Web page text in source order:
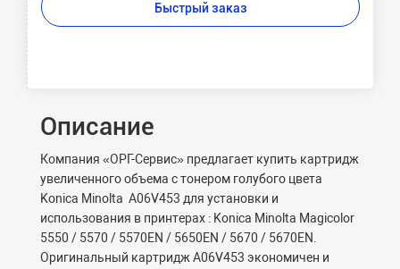
Быстрый заказ
Описание
Компания «ОРГ-Сервис» предлагает купить картридж
увеличенного объема с тонером голубого цвета
Konica Minolta A06V453 для установки и
использования в принтерах : Konica Minolta Magicolor
5550 / 5570 / 5570EN / 5650EN / 5670 / 5670EN.
Оригинальный картридж A06V453 экономичен и